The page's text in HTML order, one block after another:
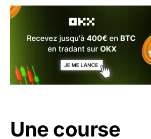
Une course